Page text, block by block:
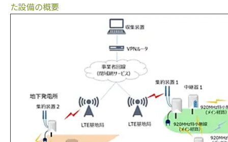
た設備の概要